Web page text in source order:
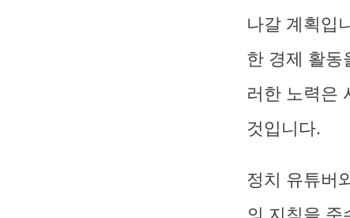
나갈 계획입
한 경제 활동
러한 노력은
것입니다.
정치 유튜버